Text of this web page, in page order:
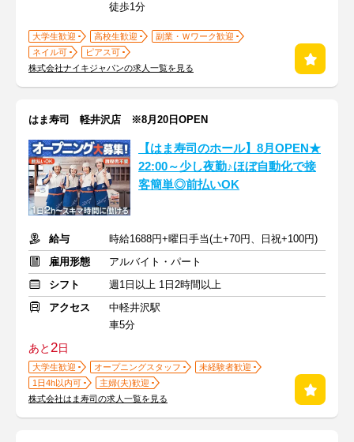
徒歩1分
大学生歓迎 高校生歓迎
副業・Ｗワーク歓迎
ネイル可
ピアス可
株式会社ナイキジャパンの求人一覧を見る
はま寿司 軽井沢店 ※8月20日OPEN
【はま寿司のホール】8月OPEN★
22:00～少し夜勤♪ほぼ自動化で接
客簡単◎前払いOK
給与
時給1688円+曜日手当(土+70円、日祝+100円)
雇用形態
アルバイト・パート
シフト
週1日以上 1日2時間以上
アクセス
中軽井沢駅
車5分
あと2日
大学生歓迎 オープニングスタッフ
未経験者歓迎
1日4h以内可
主婦(夫)歓迎
株式会社はま寿司の求人一覧を見る